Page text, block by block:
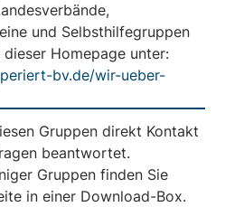
und Selbsthilfegruppen
Homepage unter:
bv.de/wir-ueber-
Gruppen direkt Kontakt
beantwortet.
Gruppen finden Sie
in einer Download-Box.